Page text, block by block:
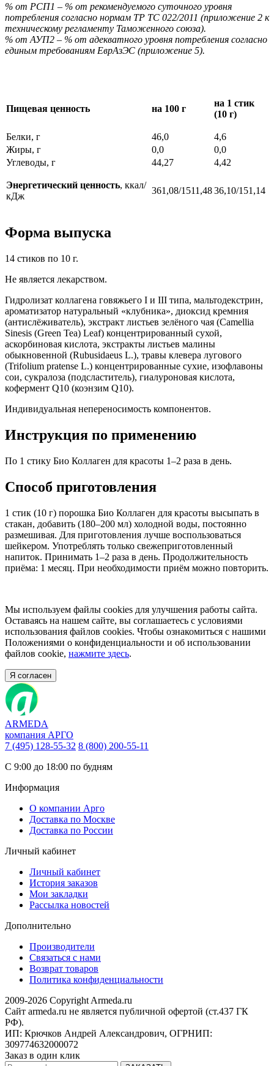
% от РСП1 – % от рекомендуемого суточного уровня
потребления согласно нормам ТР ТС 022/2011 (приложение 2 к
техническому регламенту Таможенного союза).
% от АУП2 – % от адекватного уровня потребления согласно
единым требованиям ЕврАзЭС (приложение 5).
Пищевая ценность на 100 г
на 1 стик
(10 г)
Белки, г 46,0
4,6
Жиры, г
0,0
0,0
Углеводы, г
44,27 4,42
Энергетический ценность, ккал/
кДж
361,08/1511,4836,10/151,14
Форма выпуска
14 стиков по 10 г.
Не является лекарством.
Гидролизат коллагена говяжьего I и III типа, мальтодекстрин,
ароматизатор натуральный «клубника», диоксид кремния
(антислёживатель), экстракт листьев зелёного чая (Camellia
Sinesis (Green Tea) Leaf) концентрированный сухой,
аскорбиновая кислота, экстракты листьев малины
обыкновенной (Rubusidaeus L.), травы клевера лугового
(Trifolium pratense L.) концентрированные сухие, изофлавоны
сои, сукралоза (подсластитель), гиалуроновая кислота,
кофермент Q10 (коэнзим Q10).
Индивидуальная непереносимость компонентов.
Инструкция по применению
По 1 стику Био Коллаген для красоты 1–2 раза в день.
Способ приготовления
1 стик (10 г) порошка Био Коллаген для красоты высыпать в
стакан, добавить (180–200 мл) холодной воды, постоянно
размешивая. Для приготовления лучше воспользоваться
шейкером. Употреблять только свежеприготовленный
напиток. Принимать 1–2 раза в день. Продолжительность
приёма: 1 месяц. При необходимости приём можно повторить.
Мы используем файлы cookies для улучшения работы сайта.
Оставаясь на нашем сайте, вы соглашаетесь с условиями
использования файлов cookies. Чтобы ознакомиться с нашими
Положениями о конфиденциальности и об использовании
файлов cookie, нажмите здесь.
Я согласен
ARMEDA
компания АРГО
7 (495) 128-55-32 8 (800) 200-55-11
С 9:00 до 18:00 по будням
Информация
О компании Арго
Доставка по Москве
Доставка по России
Личный кабинет
Личный кабинет
История заказов
Мои закладки
Рассылка новостей
Дополнительно
Производители
Связаться с нами
Возврат товаров
Политика конфиденциальности
2009-2026 Copyright Armeda.ru
Сайт armeda.ru не является публичной офертой (ст.437 ГК
РФ).
ИП: Крючков Андрей Александрович, ОГРНИП:
309774632000072
Заказ в один клик